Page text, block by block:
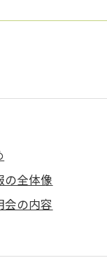
の全体像
会の内容
と注意点
集法